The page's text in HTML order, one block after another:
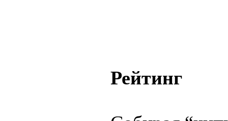
Рейтинг